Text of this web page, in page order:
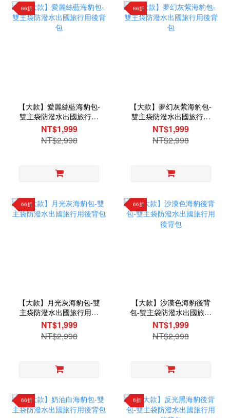
66折
【大款】愛麗絲藍海豹包-
雙主袋防潑水出國旅行用
後背包
NT$1,999
NT$2,998
66折
【大款】夢幻灰紫海豹包-
雙主袋防潑水出國旅行用
後背包
NT$1,999
NT$2,998
66折
【大款】月光灰海豹包-雙
主袋防潑水出國旅行用後
背包
NT$1,999
NT$2,998
66折
【大款】沙漠色海豹後背
包-雙主袋防潑水出國旅行
用後背包
NT$1,999
NT$2,998
66折 6折